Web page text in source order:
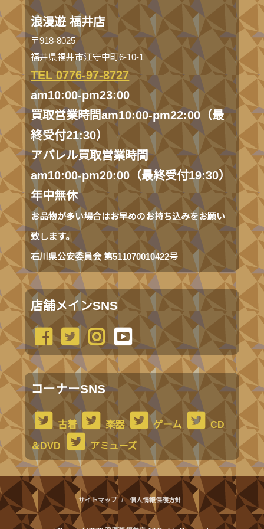
浪漫遊 福井店
〒918-8025
福井県福井市江守中町6-10-1
TEL 0776-97-8727
am10:00-pm23:00
買取営業時間am10:00-pm22:00（最
終受付21:30）
アパレル買取営業時間
am10:00-pm20:00（最終受付19:30）
年中無休
お品物が多い場合はお早めのお持ち込みをお願い
致します。
石川県公安委員会 第511070010422号
店舗メインSNS
コーナーSNS
古着 楽器 ゲーム
CD
＆DVD
アミューズ
サイトマップ 個人情報保護方針